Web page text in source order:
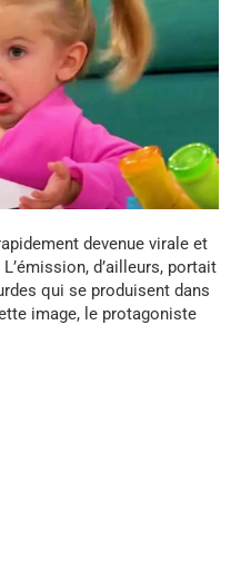
devenue virale et
d’ailleurs, portait
qui se produisent dans
image, le protagoniste